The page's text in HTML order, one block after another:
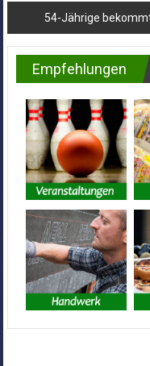
54-Jährige
Empfehlungen